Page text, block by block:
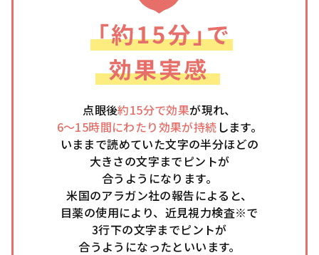
点眼後約15分で効果が現れ、
6〜15時間にわたり効果が持続 します。
いままで読めていた文字の半分ほどの
大きさの文字までピントが
合うようになります。
米国のアラガン社の報告によると、
目薬の使用により、近見視力検査※で
3行下の文字までピントが
合うようになったといいます。